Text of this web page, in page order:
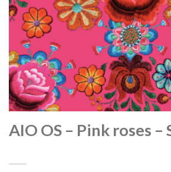
AIO OS – Pink roses –